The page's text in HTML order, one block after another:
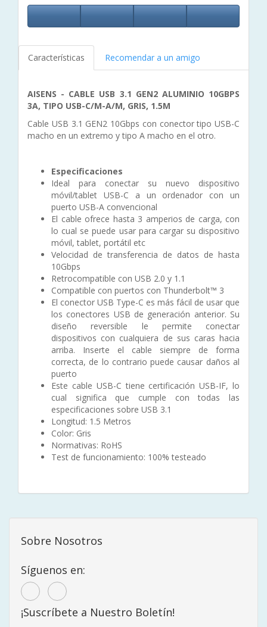
Características Recomendar a un amigo
AISENS - CABLE USB 3.1 GEN2 ALUMINIO 10GBPS
3A, TIPO USB-C/M-A/M, GRIS, 1.5M
Cable USB 3.1 GEN2 10Gbps con conector tipo USB-C
macho en un extremo y tipo A macho en el otro.
Especificaciones
Ideal para conectar su nuevo dispositivo
móvil/tablet USB-C a un ordenador con un
puerto USB-A convencional
El cable ofrece hasta 3 amperios de carga, con
lo cual se puede usar para cargar su dispositivo
móvil, tablet, portátil etc
Velocidad de transferencia de datos de hasta
10Gbps
Retrocompatible con USB 2.0 y 1.1
Compatible con puertos con Thunderbolt™ 3
El conector USB Type-C es más fácil de usar que
los conectores USB de generación anterior. Su
diseño reversible le permite conectar
dispositivos con cualquiera de sus caras hacia
arriba. Inserte el cable siempre de forma
correcta, de lo contrario puede causar daños al
puerto
Este cable USB-C tiene certificación USB-IF, lo
cual significa que cumple con todas las
especificaciones sobre USB 3.1
Longitud: 1.5 Metros
Color: Gris
Normativas: RoHS
Test de funcionamiento: 100% testeado
Sobre Nosotros
Síguenos en:
¡Suscríbete a Nuestro Boletín!